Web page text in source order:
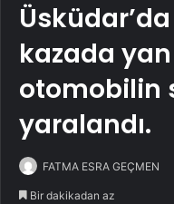
kazada
otomobilin
yaralandı.
FATMA ESRA GEÇMEN
Bir dakikadan az